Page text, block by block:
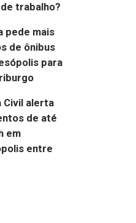
trabalho?
pede mais
de ônibus
para
Civil alerta
de até
em
entre